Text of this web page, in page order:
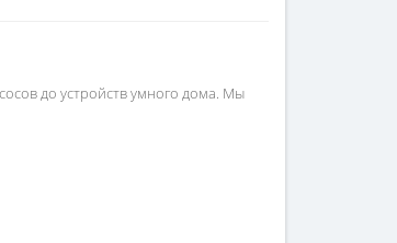
до устройств умного дома. Мы